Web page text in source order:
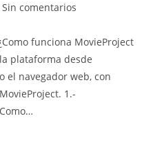
Sin comentarios
funciona MovieProject
plataforma desde
navegador web, con
1.-